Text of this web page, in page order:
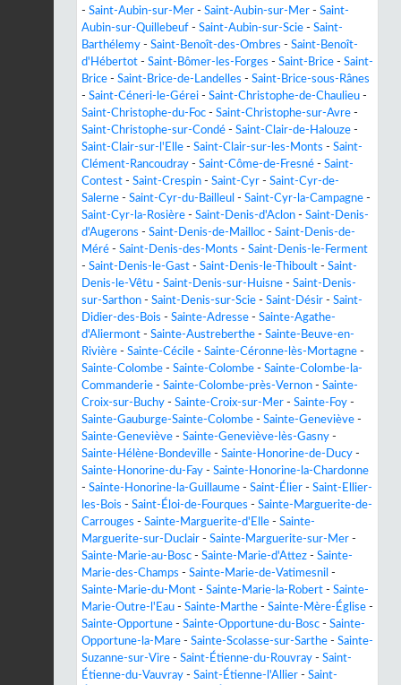
- Saint-Aubin-sur-Mer - Saint-Aubin-sur-Mer - Saint-
Aubin-sur-Quillebeuf - Saint-Aubin-sur-Scie - Saint-
Barthélemy - Saint-Benoît-des-Ombres - Saint-Benoît-
d'Hébertot - Saint-Bômer-les-Forges - Saint-Brice - Saint-
Brice - Saint-Brice-de-Landelles - Saint-Brice-sous-Rânes
- Saint-Céneri-le-Gérei - Saint-Christophe-de-Chaulieu -
Saint-Christophe-du-Foc - Saint-Christophe-sur-Avre -
Saint-Christophe-sur-Condé - Saint-Clair-de-Halouze -
Saint-Clair-sur-l'Elle - Saint-Clair-sur-les-Monts - Saint-
Clément-Rancoudray - Saint-Côme-de-Fresné - Saint-
Contest - Saint-Crespin - Saint-Cyr - Saint-Cyr-de-
Salerne - Saint-Cyr-du-Bailleul - Saint-Cyr-la-Campagne -
Saint-Cyr-la-Rosière - Saint-Denis-d'Aclon - Saint-Denis-
d'Augerons - Saint-Denis-de-Mailloc - Saint-Denis-de-
Méré - Saint-Denis-des-Monts - Saint-Denis-le-Ferment
- Saint-Denis-le-Gast - Saint-Denis-le-Thiboult - Saint-
Denis-le-Vêtu - Saint-Denis-sur-Huisne - Saint-Denis-
sur-Sarthon - Saint-Denis-sur-Scie - Saint-Désir - Saint-
Didier-des-Bois - Sainte-Adresse - Sainte-Agathe-
d'Aliermont - Sainte-Austreberthe - Sainte-Beuve-en-
Rivière - Sainte-Cécile - Sainte-Céronne-lès-Mortagne -
Sainte-Colombe - Sainte-Colombe - Sainte-Colombe-la-
Commanderie - Sainte-Colombe-près-Vernon - Sainte-
Croix-sur-Buchy - Sainte-Croix-sur-Mer - Sainte-Foy -
Sainte-Gauburge-Sainte-Colombe - Sainte-Geneviève -
Sainte-Geneviève - Sainte-Geneviève-lès-Gasny -
Sainte-Hélène-Bondeville - Sainte-Honorine-de-Ducy -
Sainte-Honorine-du-Fay - Sainte-Honorine-la-Chardonne
- Sainte-Honorine-la-Guillaume - Saint-Élier - Saint-Ellier-
les-Bois - Saint-Éloi-de-Fourques - Sainte-Marguerite-de-
Carrouges - Sainte-Marguerite-d'Elle - Sainte-
Marguerite-sur-Duclair - Sainte-Marguerite-sur-Mer -
Sainte-Marie-au-Bosc - Sainte-Marie-d'Attez - Sainte-
Marie-des-Champs - Sainte-Marie-de-Vatimesnil -
Sainte-Marie-du-Mont - Sainte-Marie-la-Robert - Sainte-
Marie-Outre-l'Eau - Sainte-Marthe - Sainte-Mère-Église -
Sainte-Opportune - Sainte-Opportune-du-Bosc - Sainte-
Opportune-la-Mare - Sainte-Scolasse-sur-Sarthe - Sainte-
Suzanne-sur-Vire - Saint-Étienne-du-Rouvray - Saint-
Étienne-du-Vauvray - Saint-Étienne-l'Allier - Saint-